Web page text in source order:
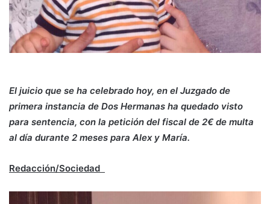
El juicio que se ha celebrado hoy, en el Juzgado de
primera instancia de Dos Hermanas ha quedado visto
para sentencia, con la petición del fiscal de 2€ de multa
al día durante 2 meses para Alex y María.
Redacción/Sociedad